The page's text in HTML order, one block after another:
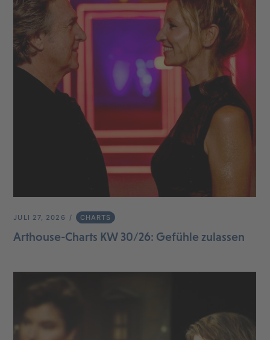
JULI 27, 2026 CHARTS
Arthouse-Charts KW 30/26: Gefühle zulassen